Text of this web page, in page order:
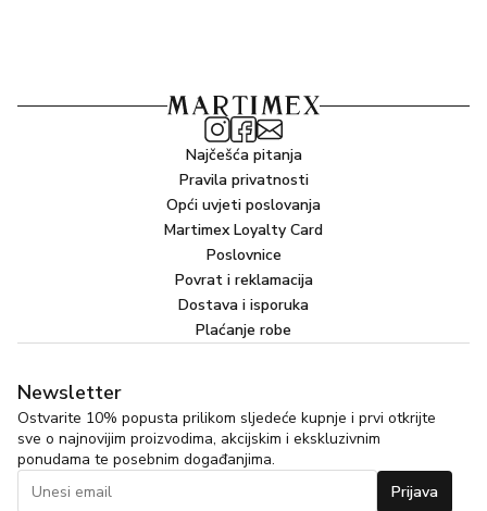
Najčešća pitanja
Pravila privatnosti
Opći uvjeti poslovanja
Martimex Loyalty Card
Poslovnice
Povrat i reklamacija
Dostava i isporuka
Plaćanje robe
Newsletter
Ostvarite 10% popusta prilikom sljedeće kupnje i prvi otkrijte
sve o najnovijim proizvodima, akcijskim i ekskluzivnim
ponudama te posebnim događanjima.
Prijava